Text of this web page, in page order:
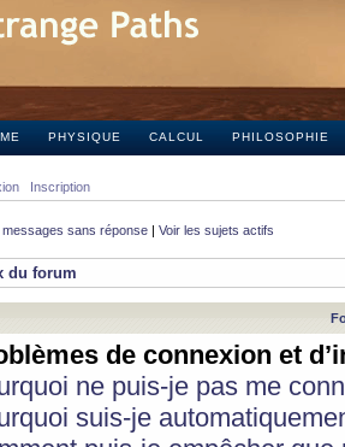
PHYSIQUE CALCUL PHILOSOPHIE
Inscription
messages sans réponse | Voir les sujets actifs
du forum
de connexion et
ne puis-je pas me
suis-je